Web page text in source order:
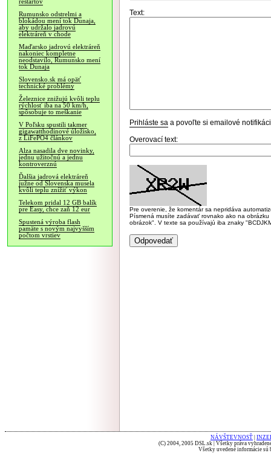
reštartov
Rumunsko odstrelmi a
blokádou mení tok Dunaja,
aby udržalo jadrovú
elektráreň v chode
Maďarsko jadrovú elektráreň
nakoniec kompletne
neodstavilo, Rumunsko mení
tok Dunaja
Slovensko.sk má opäť
technické problémy
Železnice znižujú kvôli teplu
rýchlosť iba na 50 km/h,
spôsobuje to meškanie
V Poľsku spustili takmer
gigawatthodinové úložisko,
z LiFePO4 článkov
Alza nasadila dve novinky,
jednu užitočnú a jednu
kontroverznú
Ďalšia jadrová elektráreň
južne od Slovenska musela
kvôli teplu znížiť výkon
Telekom pridal 12 GB balík
pre Easy, chce zaň 12 eur
Spustená výroba flash
pamäte s novým najvyšším
počtom vrstiev
Text:
Prihláste sa a povoľte si emailové
Overovací text:
Pre overenie, že komentár sa nepridáva
Písmená musíte zadávať rovnako ako na
obrázok". V texte sa používajú iba znaky
NÁVŠTEVNOSŤ
(C) 2004, 2005 DSL.sk | Všetky práva
Všetky uvedené informácie sú